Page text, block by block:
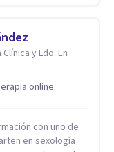
y Ldo. En
online
con uno de
en sexología